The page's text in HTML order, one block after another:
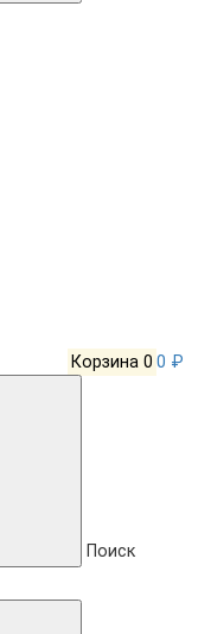
Корзина 0 0 ₽
Поиск